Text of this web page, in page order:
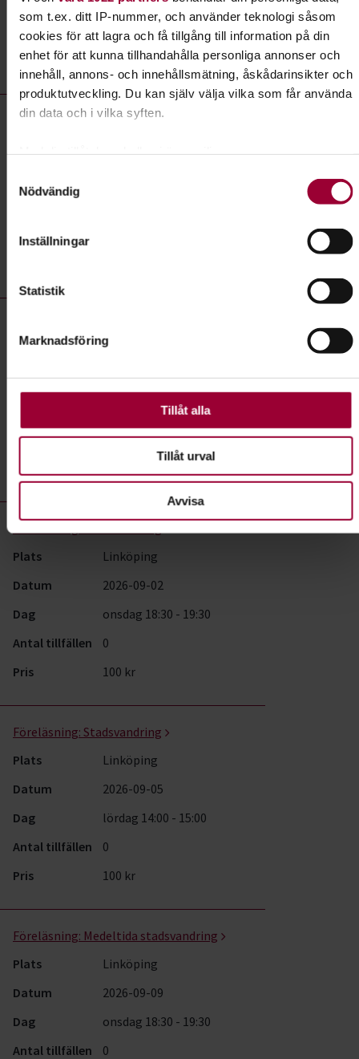
som t.ex. ditt IP-nummer, och använder teknologi såsom
cookies för att lagra och få tillgång till information på din
enhet för att kunna tillhandahålla personliga annonser och
innehåll, annons- och innehållsmätning, åskådarinsikter och
produktutveckling. Du kan själv välja vilka som får använda
din data och i vilka syften.
kan ha en noggrannhet på upp till flera meter
Ta reda på mer om hur dina personliga uppgifter behandlas
ändra eller dra tillbaka ditt samtycke när som helst från
För att du ska få en så bra upplevelse som möjligt
Nödvändig
Inställningar
Statistik
Marknadsföring
Tillåt alla
Tillåt urval
Avvisa
Liknande kurser inomUpptäck
Sverigei Östergötlands län
Upptäck Sverige- kurser, studiecirklar & evenemang (13 rader)
Föreläsning: Medeltida stadsvandring
Antal tillfällen
Linköping
Datum
2026-08-15
lördag 14:00 - 15:00
Antal tillfällen
0
Plats
Linköping
Datum
2026-09-02
Dag
onsdag 18:30 - 19:30
Antal tillfällen
0
Pris
100 kr
Föreläsning: Stadsvandring
Plats
Linköping
Datum
2026-09-05
Dag
lördag 14:00 - 15:00
Antal tillfällen
0
Pris
100 kr
Föreläsning: Medeltida stadsvandring
Plats
Linköping
Datum
2026-09-09
Dag
onsdag 18:30 - 19:30
Antal tillfällen
0